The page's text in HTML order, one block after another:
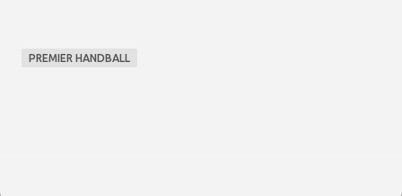
PREMIER HANDBALL